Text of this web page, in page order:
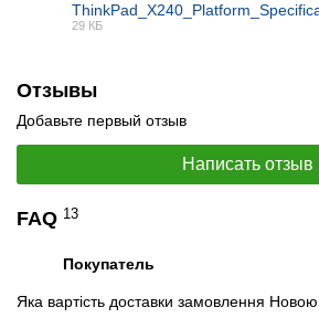
29 КБ
Отзывы
Добавьте первый отзыв
Написать отзыв
FAQ 13
Покупатель
Яка вартість доставки замовлення